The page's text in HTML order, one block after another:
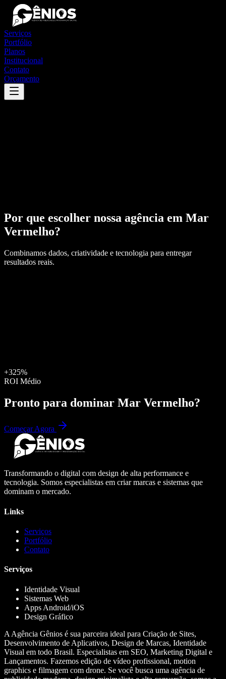
Serviços
Portfólio
Planos
Institucional
Contato
Orçamento
Por que escolher nossa agência em Mar
Vermelho?
Combinamos dados, criatividade e tecnologia para entregar
resultados reais.
+325%
ROI Médio
Pronto para dominar Mar Vermelho?
Começar Agora
Transformando o digital com design de alta performance e
tecnologia. Somos especialistas em criar marcas e sistemas que
dominam o mercado.
Links
Serviços
Portfólio
Contato
Serviços
Identidade Visual
Sistemas Web
Apps Android/iOS
Design Gráfico
A Agência Gênios é sua parceira ideal para Criação de Sites,
Desenvolvimento de Aplicativos, Design de Marcas, Identidade
Visual em todo Brasil. Especialistas em SEO, Marketing Digital e
Lançamentos. Fazemos edição de vídeo profissional, motion
graphics e filmagem com drone. Se você busca uma agência de